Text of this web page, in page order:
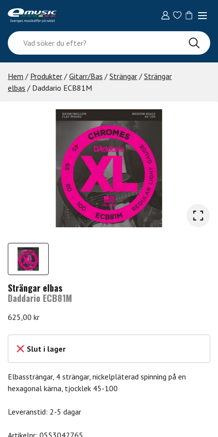
content
Vad
söker
du
efter?
Hem / Produkter / Gitarr/Bas / Strängar / Strängar
elbas / Daddario ECB81M
Strängar elbas
Daddario ECB81M
625,00 kr
Slut i lager
Elbassträngar, 4 strängar, nickelpläterad spinning på en
hexagonal kärna, tjocklek 45-100
Leveranstid: 2-5 dagar